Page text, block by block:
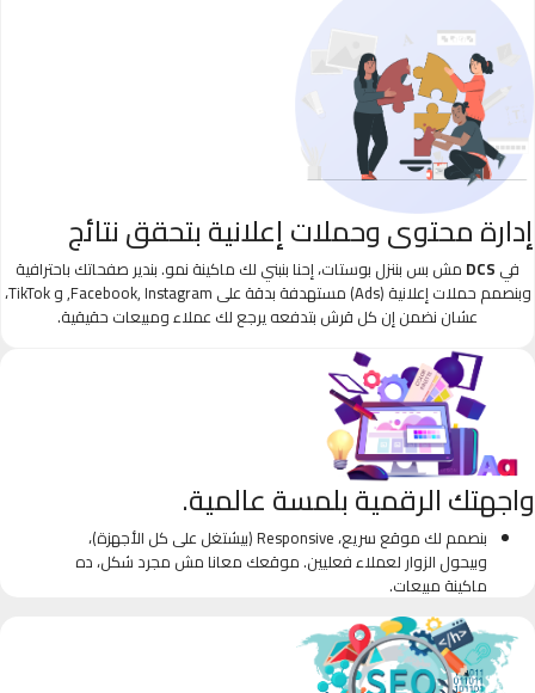
إدارة محتوى وحملات إعلانية بتحقق نتائج
في DCS مش بس بننزل بوستات، إحنا بنبني لك ماكينة نمو. بندير صفحاتك باحترافية
وبنصمم حملات إعلانية (Ads) مستهدفة بدقة على Facebook, Instagram, و TikTok،
عشان نضمن إن كل قرش بتدفعه يرجع لك عملاء ومبيعات حقيقية.
واجهتك الرقمية بلمسة عالمية.
بنصمم لك موقع سريع، Responsive (بيشتغل على كل الأجهزة)،
وبيحول الزوار لعملاء فعليين. موقعك معانا مش مجرد شكل، ده
ماكينة مبيعات.